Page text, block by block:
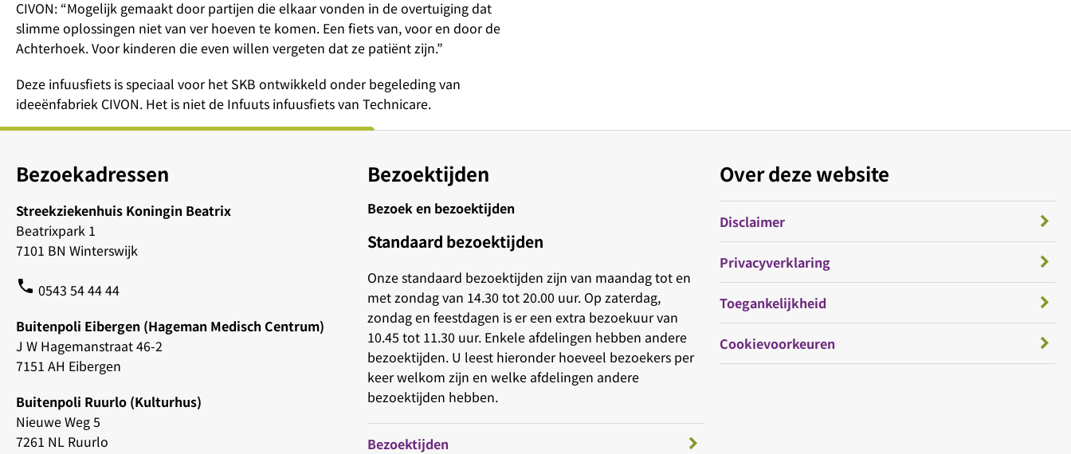
CIVON: “Mogelijk gemaakt door partijen die elkaar vonden in de overtuiging dat
slimme oplossingen niet van ver hoeven te komen. Een fiets van, voor en door de
Achterhoek. Voor kinderen die even willen vergeten dat ze patiënt zijn.”
Deze infuusfiets is speciaal voor het SKB ontwikkeld onder begeleding van
ideeënfabriek CIVON. Het is niet de Infuuts infuusfiets van Technicare.
Bezoekadressen
Streekziekenhuis Koningin Beatrix
Beatrixpark 1
7101 BN Winterswijk
phone 0543 54 44 44
Buitenpoli Eibergen (Hageman Medisch Centrum)
J W Hagemanstraat 46-2
7151 AH Eibergen
Buitenpoli Ruurlo (Kulturhus)
Nieuwe Weg 5
7261 NL Ruurlo
Bezoektijden
Bezoek en bezoektijden
Standaard bezoektijden
Onze standaard bezoektijden zijn van maandag tot en
met zondag van 14.30 tot 20.00 uur. Op zaterdag,
zondag en feestdagen is er een extra bezoekuur van
10.45 tot 11.30 uur. Enkele afdelingen hebben andere
bezoektijden. U leest hieronder hoeveel bezoekers per
keer welkom zijn en welke afdelingen andere
bezoektijden hebben.
Bezoektijden
Over deze website
Disclaimer
Privacyverklaring
Toegankelijkheid
Cookievoorkeuren